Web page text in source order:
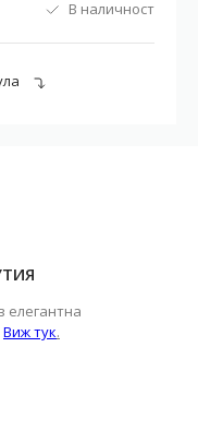
В наличност
елегантна
Виж тук.